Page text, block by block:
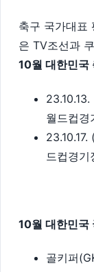
축구 국가대표
은 TV조선과
10월 대한민국
월드컵경
드컵경기
10월 대한민국
골키퍼